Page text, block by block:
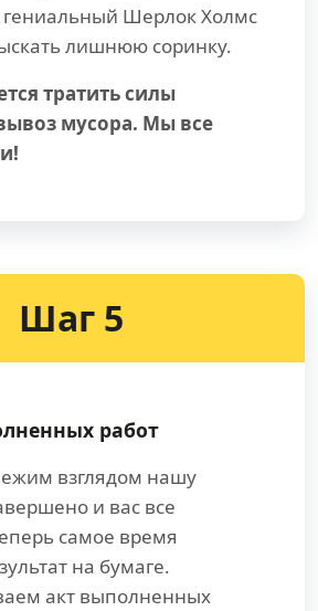
гениальный Шерлок Холмс
лишнюю соринку.
тратить силы
мусора. Мы все
Шаг 5
работ
взглядом нашу
и вас все
самое время
на бумаге.
акт выполненных